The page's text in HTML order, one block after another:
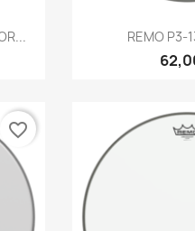
Brzi
REMO P3-
favorite_border